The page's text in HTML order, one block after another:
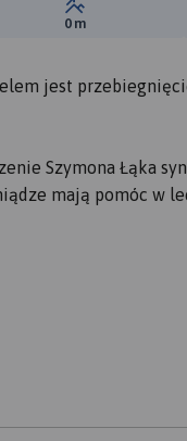
Suma
0 m
jest
Szymona Łąka
mają pomóc w